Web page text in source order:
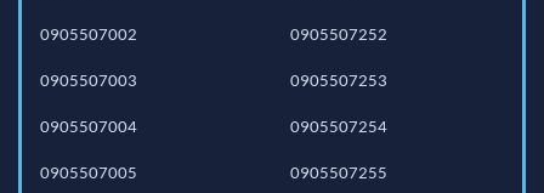
0905507002
0905507003
0905507004
0905507005
0905507252
0905507253
0905507254
0905507255